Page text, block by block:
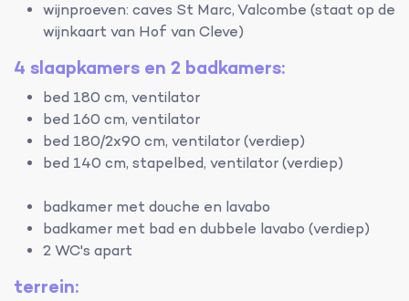
wijnproeven: caves St Marc, Valcombe (staat op de
wijnkaart van Hof van Cleve)
4 slaapkamers en 2 badkamers:
bed 180 cm, ventilator
bed 160 cm, ventilator
bed 180/2x90 cm, ventilator (verdiep)
bed 140 cm, stapelbed, ventilator (verdiep)
badkamer met douche en lavabo
badkamer met bad en dubbele lavabo (verdiep)
2 WC's apart
terrein: